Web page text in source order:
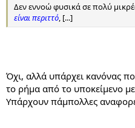
Δεν εννοώ φυσικά σε πολύ
είναι περιττό , [...]
Όχι, αλλά υπάρχει κανόνας
το ρήμα από το υποκείμενο
Υπάρχουν πάμπολλες